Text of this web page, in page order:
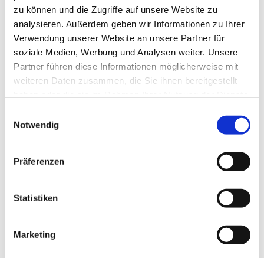
zu können und die Zugriffe auf unsere Website zu
analysieren. Außerdem geben wir Informationen zu Ihrer
Verwendung unserer Website an unsere Partner für
soziale Medien, Werbung und Analysen weiter. Unsere
Partner führen diese Informationen möglicherweise mit
weiteren Daten zusammen, die Sie ihnen bereitgestellt
Notwendig
Präferenzen
Statistiken
Marketing
Dies könnte Sie auch